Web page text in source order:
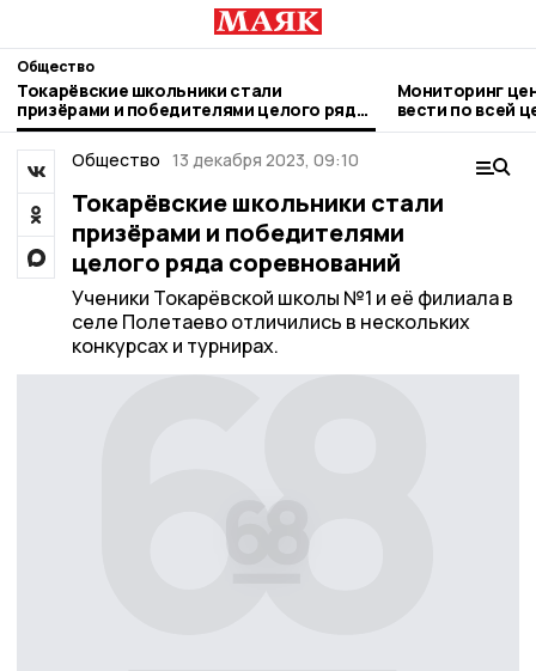
Общество
Токарёвские школьники стали
призёрами и победителями целого ряда
соревнований
Мониторинг
вести по всей
Общество 13 декабря 2023, 09:10
Токарёвские школьники стали
призёрами и победителями
целого ряда соревнований
Ученики Токарёвской школы №1 и её филиала в
селе Полетаево отличились в нескольких
конкурсах и турнирах.